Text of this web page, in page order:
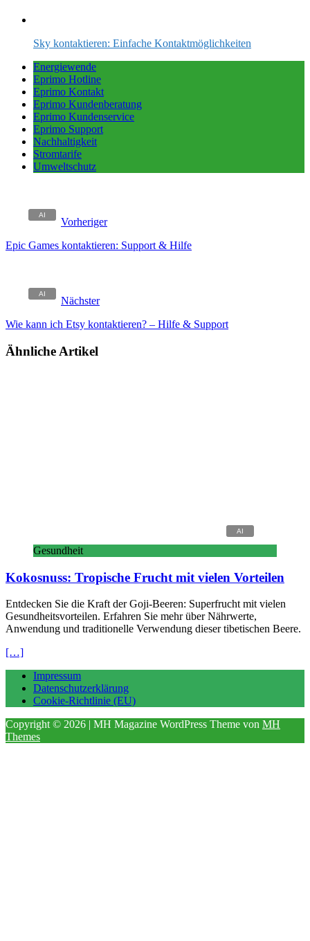
Sky kontaktieren: Einfache Kontaktmöglichkeiten
Energiewende
Eprimo Hotline
Eprimo Kontakt
Eprimo Kundenberatung
Eprimo Kundenservice
Eprimo Support
Nachhaltigkeit
Stromtarife
Umweltschutz
Vorheriger
Epic Games kontaktieren: Support & Hilfe
Nächster
Wie kann ich Etsy kontaktieren? – Hilfe & Support
Ähnliche Artikel
Gesundheit
Kokosnuss: Tropische Frucht mit vielen Vorteilen
Entdecken Sie die Kraft der Goji-Beeren: Superfrucht mit vielen
Gesundheitsvorteilen. Erfahren Sie mehr über Nährwerte,
Anwendung und traditionelle Verwendung dieser tibetischen Beere.
[…]
Impressum
Datenschutzerklärung
Cookie-Richtlinie (EU)
Copyright © 2026 | MH Magazine WordPress Theme von MH
Themes